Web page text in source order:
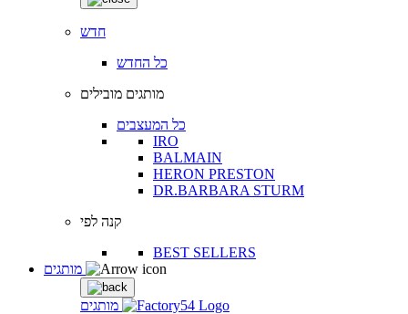
חדש
כל החדש
מותגים מובילים
כל המעצבים
IRO
BALMAIN
HERON PRESTON
DR.BARBARA STURM
קנה לפי
BEST SELLERS
מותגים